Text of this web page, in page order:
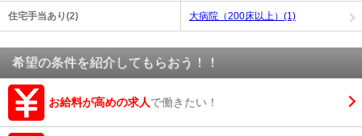
住宅手当あり(2) 大病院（200床以上）(1)
希望の条件を紹介してもらおう！！
お給料が高めの求人で働きたい！